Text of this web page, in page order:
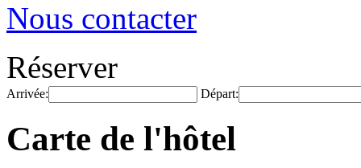
Nous contacter
Réserver
Arrivée: Départ:
Carte de l'hôtel